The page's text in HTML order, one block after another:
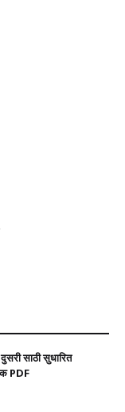
साठी सुधारित
PDF